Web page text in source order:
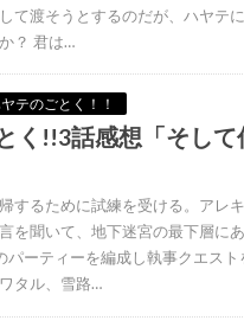
て渡そうとするのだが、ハヤテ
？ 君は…
テのごとく！！
く!!3話感想「そして
するために試練を受ける。アレ
を聞いて、地下迷宮の最下層に
パーティーを編成し執事クエス
タル、雪路…